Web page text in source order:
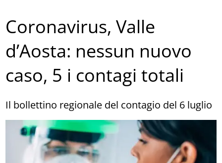
Coronavirus, Valle
d’Aosta: nessun nuovo
caso, 5 i contagi totali
Il bollettino regionale del contagio del 6 luglio